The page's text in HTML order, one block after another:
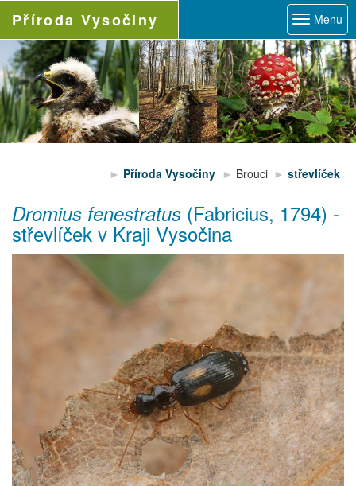
Příroda Vysočiny Menu
Příroda Vysočiny Brouci střevlíček
Dromius fenestratus (Fabricius, 1794) -
střevlíček v Kraji Vysočina